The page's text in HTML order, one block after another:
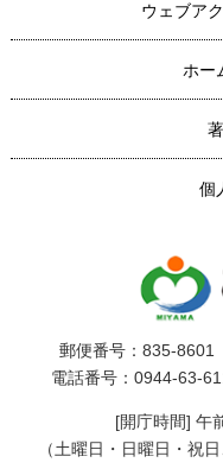
ウェブア
ホー
個
郵便番号：835-
電話番号：0944-63-
[開庁時間] 午
（土曜日・日曜日・祝